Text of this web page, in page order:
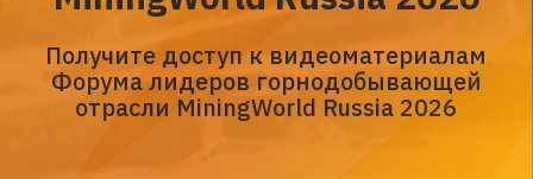
Получить материалы